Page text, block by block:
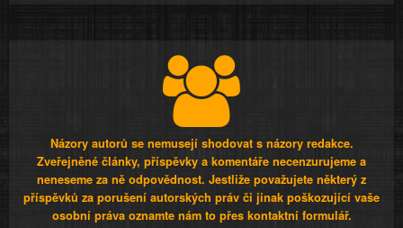
Názory autorů se nemusejí shodovat s názory redakce.
Zveřejněné články, příspěvky a komentáře necenzurujeme a
neneseme za ně odpovědnost. Jestliže považujete některý z
příspěvků za porušení autorských práv či jinak poškozující vaše
osobní práva oznamte nám to přes kontaktní formulář.